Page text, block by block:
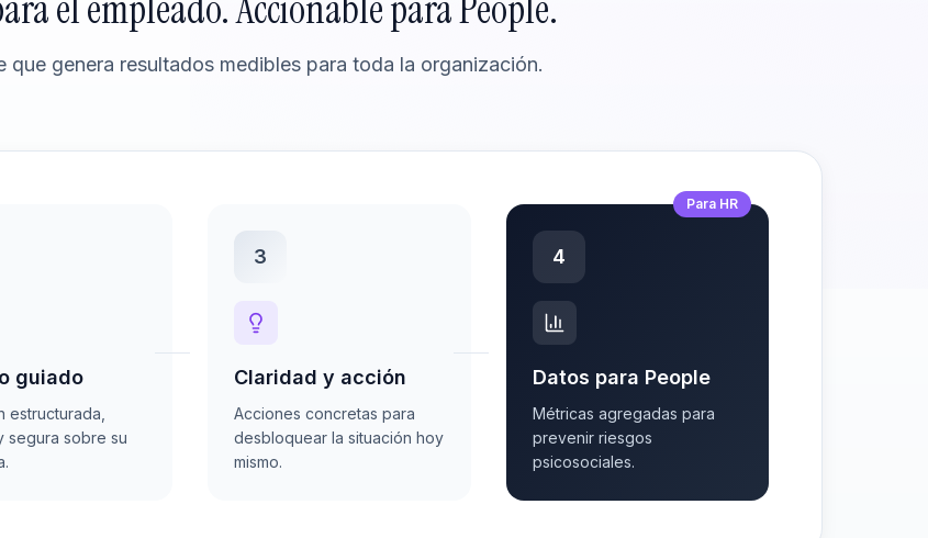
que genera resultados medibles para toda la organización.
guiado
estructurada,
segura sobre su
3
Claridad y acción
Acciones concretas para
desbloquear la situación hoy
mismo.
Para HR
4
Datos para People
Métricas agregadas para
prevenir riesgos
psicosociales.